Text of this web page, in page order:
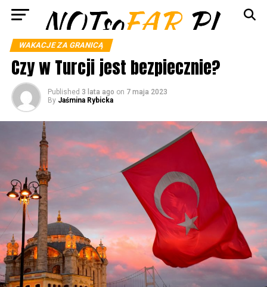
WAKACJE ZA GRANICĄ
Czy w Turcji jest bezpiecznie?
Published 3 lata ago on 7 maja 2023
By Jaśmina Rybicka